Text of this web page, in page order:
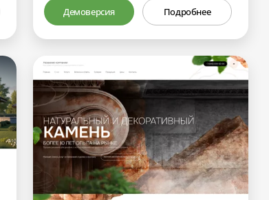
Демоверсия Подробнее